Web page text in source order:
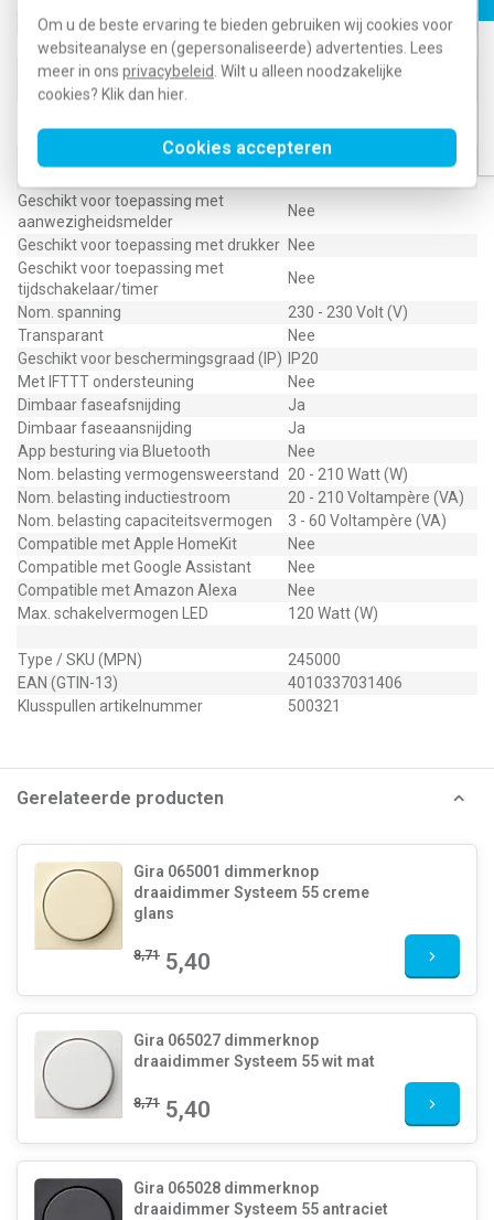
Om u de beste ervaring te bieden gebruiken wij cookies voor
websiteanalyse en (gepersonaliseerde) advertenties. Lees
meer in ons privacybeleid. Wilt u alleen noodzakelijke
cookies? Klik dan hier.
Cookies accepteren
Ingang voor nevenunit
Nee
Seriedimmer
Nee
Geschikt voor toepassing met
bewegingsmelder
Nee
drukker
Geschikt voor toepassing met IR-
Nee
Geschikt voor toepassing met
aanwezigheidsmelder
Nee
Geschikt voor toepassing met drukker Nee
Geschikt voor toepassing met
tijdschakelaar/timer
Nee
Nom. spanning
230 - 230 Volt (V)
Transparant
Nee
Geschikt voor beschermingsgraad (IP)
IP20
Met IFTTT ondersteuning
Nee
Dimbaar faseafsnijding
Ja
Dimbaar faseaansnijding
Ja
App besturing via Bluetooth
Nee
Nom. belasting vermogensweerstand
20 - 210 Watt (W)
Nom. belasting inductiestroom
20 - 210 Voltampère (VA)
Nom. belasting capaciteitsvermogen
3 - 60 Voltampère (VA)
Compatible met Apple HomeKit
Nee
Compatible met Google Assistant
Nee
Compatible met Amazon Alexa
Nee
Max. schakelvermogen LED
120 Watt (W)
Type / SKU (MPN)
245000
EAN (GTIN-13)
4010337031406
Klusspullen artikelnummer
500321
Gerelateerde producten
Gira 065001 dimmerknop
draaidimmer Systeem 55 creme
glans
8,71 5,40
Gira 065027 dimmerknop
draaidimmer Systeem 55 wit mat
8,71 5,40
Gira 065028 dimmerknop
draaidimmer Systeem 55 antraciet